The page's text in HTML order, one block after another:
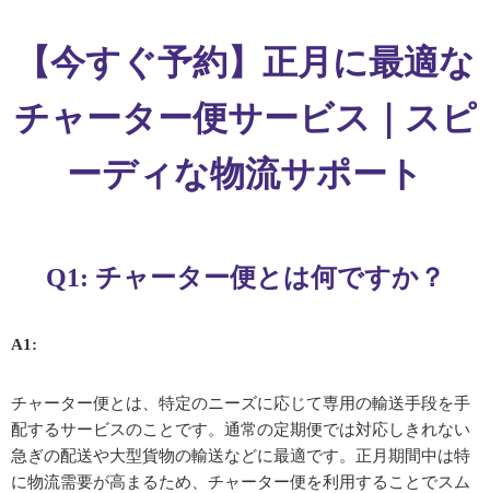
【今すぐ予約】正月に最適な
チャーター便サービス｜スピ
ーディな物流サポート
Q1: チャーター便とは何ですか？
A1:
チャーター便とは、特定のニーズに応じて専用の輸送手段を手
配するサービスのことです。通常の定期便では対応しきれない
急ぎの配送や大型貨物の輸送などに最適です。正月期間中は特
に物流需要が高まるため、チャーター便を利用することでスム